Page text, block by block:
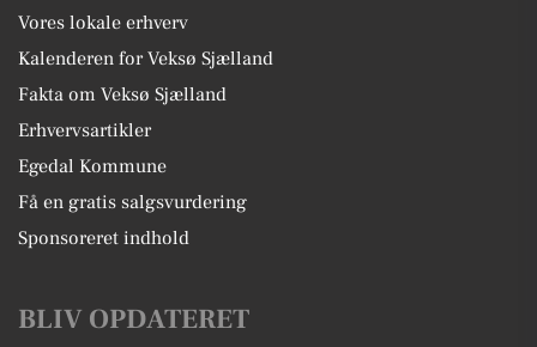
Vores lokale erhverv
Kalenderen for Veksø Sjælland
Fakta om Veksø Sjælland
Erhvervsartikler
Egedal Kommune
Få en gratis salgsvurdering
Sponsoreret indhold
BLIV OPDATERET